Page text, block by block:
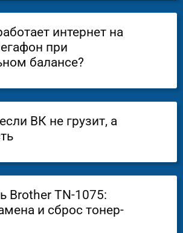
интернет на
при
балансе?
ВК не грузит, а
Brother TN-1075:
и сброс тонер-